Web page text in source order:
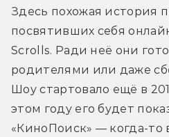
Здесь похожая история
посвятивших себя
Scrolls. Ради неё они
родителями или даже
Шоу стартовало ещё в
этом году его будет
«КиноПоиск» — когда-то